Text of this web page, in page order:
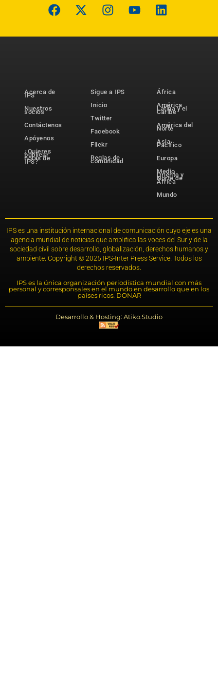
Acerca de
IPS
Nuestros
socios
Contáctenos
Apóyenos
¿Quieres
publicar
notas de
IPS?
Sigue a IPS
Inicio
Twitter
Facebook
Flickr
Reglas de
comunidad
África
América
Latina y el
Caribe
América del
Norte
Asia-
Pacífico
Europa
Medio
Oriente y
Norte de
África
Mundo
IPS es una institución internacional de comunicación cuyo eje es una
agencia mundial de noticias que amplifica las voces del Sur y de la
sociedad civil sobre desarrollo, globalización, derechos humanos y
ambiente. Copyright © 2025 IPS-Inter Press Service. Todos los
derechos reservados.
IPS es la única organización periodística mundial con más
personal y corresponsales en el mundo en desarrollo que en los
países ricos. DONAR
Desarrollo & Hosting: Atiko.Studio